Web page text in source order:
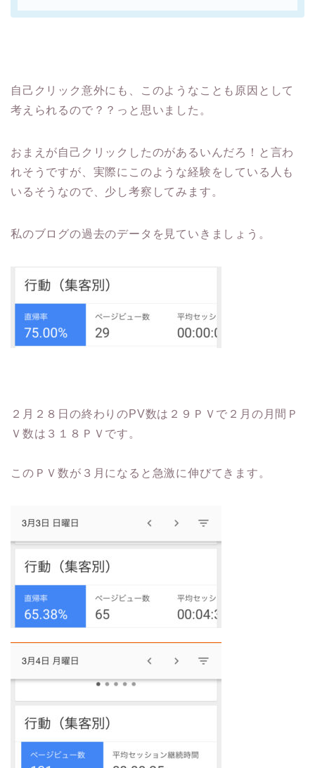
自己クリック意外にも、このようなことも原因として
考えられるので？？っと思いました。
おまえが自己クリックしたのがあるいんだろ！と言わ
れそうですが、実際にこのような経験をしている人も
いるそうなので、少し考察してみます。
私のブログの過去のデータを見ていきましょう。
２月２８日の終わりのPV数は２９ＰＶで２月の月間Ｐ
Ｖ数は３１８ＰＶです。
このＰＶ数が３月になると急激に伸びてきます。